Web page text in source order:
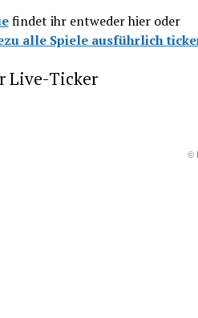
findet ihr entweder hier oder
alle Spiele ausführlich
Live-Ticker